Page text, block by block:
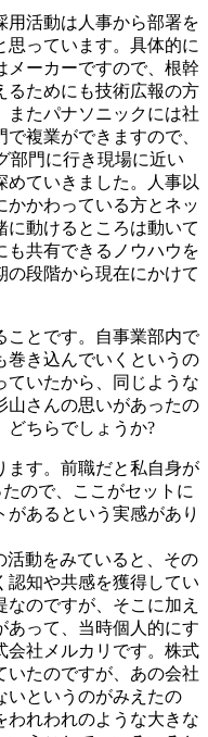
用活動は人事から部署を
思っています。具体的に
メーカーですので、根幹
るためにも技術広報の方
またパナソニックには社
複業ができますので、
部門に行き現場に近い
めていきました。人事以
かかわっている方とネッ
に動けるところは動いて
も共有できるノウハウを
の段階から現在にかけて
ことです。自事業部内で
巻き込んでいくというの
ていたから、同じような
山さんの思いがあったの
どちらでしょうか?
ます。前職だと私自身が
ので、ここがセットに
あるという実感があり
動をみていると、その
認知や共感を獲得してい
のですが、そこに加え
あって、当時個人的にす
会社メルカリです。株式
いたのですが、あの会社
いというのがみえたの
われわれのような大きな